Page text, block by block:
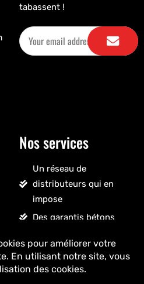
tabassent !
Nos services
Un réseau de
distributeurs qui en
impose
Des garantis bétons
Un stock massif
Un ancrage français